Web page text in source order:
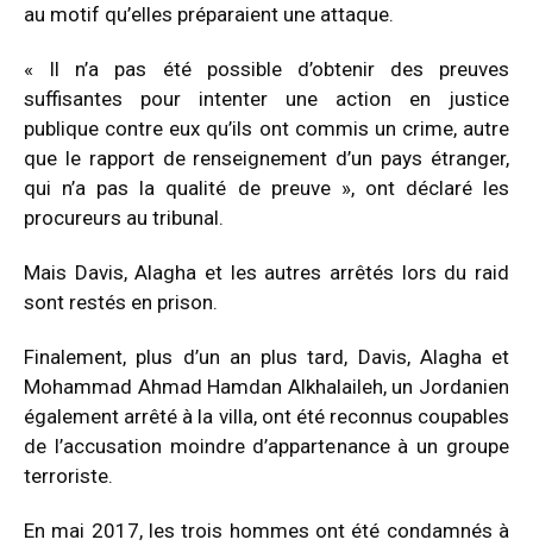
au motif qu’elles préparaient une attaque.
« Il n’a pas été possible d’obtenir des preuves
suffisantes pour intenter une action en justice
publique contre eux qu’ils ont commis un crime, autre
que le rapport de renseignement d’un pays étranger,
qui n’a pas la qualité de preuve », ont déclaré les
procureurs au tribunal.
Mais Davis, Alagha et les autres arrêtés lors du raid
sont restés en prison.
Finalement, plus d’un an plus tard, Davis, Alagha et
Mohammad Ahmad Hamdan Alkhalaileh, un Jordanien
également arrêté à la villa, ont été reconnus coupables
de l’accusation moindre d’appartenance à un groupe
terroriste.
En mai 2017, les trois hommes ont été condamnés à